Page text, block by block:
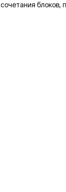
сочетания блоков,